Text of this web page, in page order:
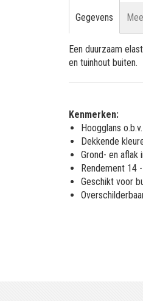
Gegevens
Een duurzaam
en tuinhout buiten.
Kenmerken:
Hoogglans
Dekkende
Grond- en aflak
Rendement 14
Geschikt voor